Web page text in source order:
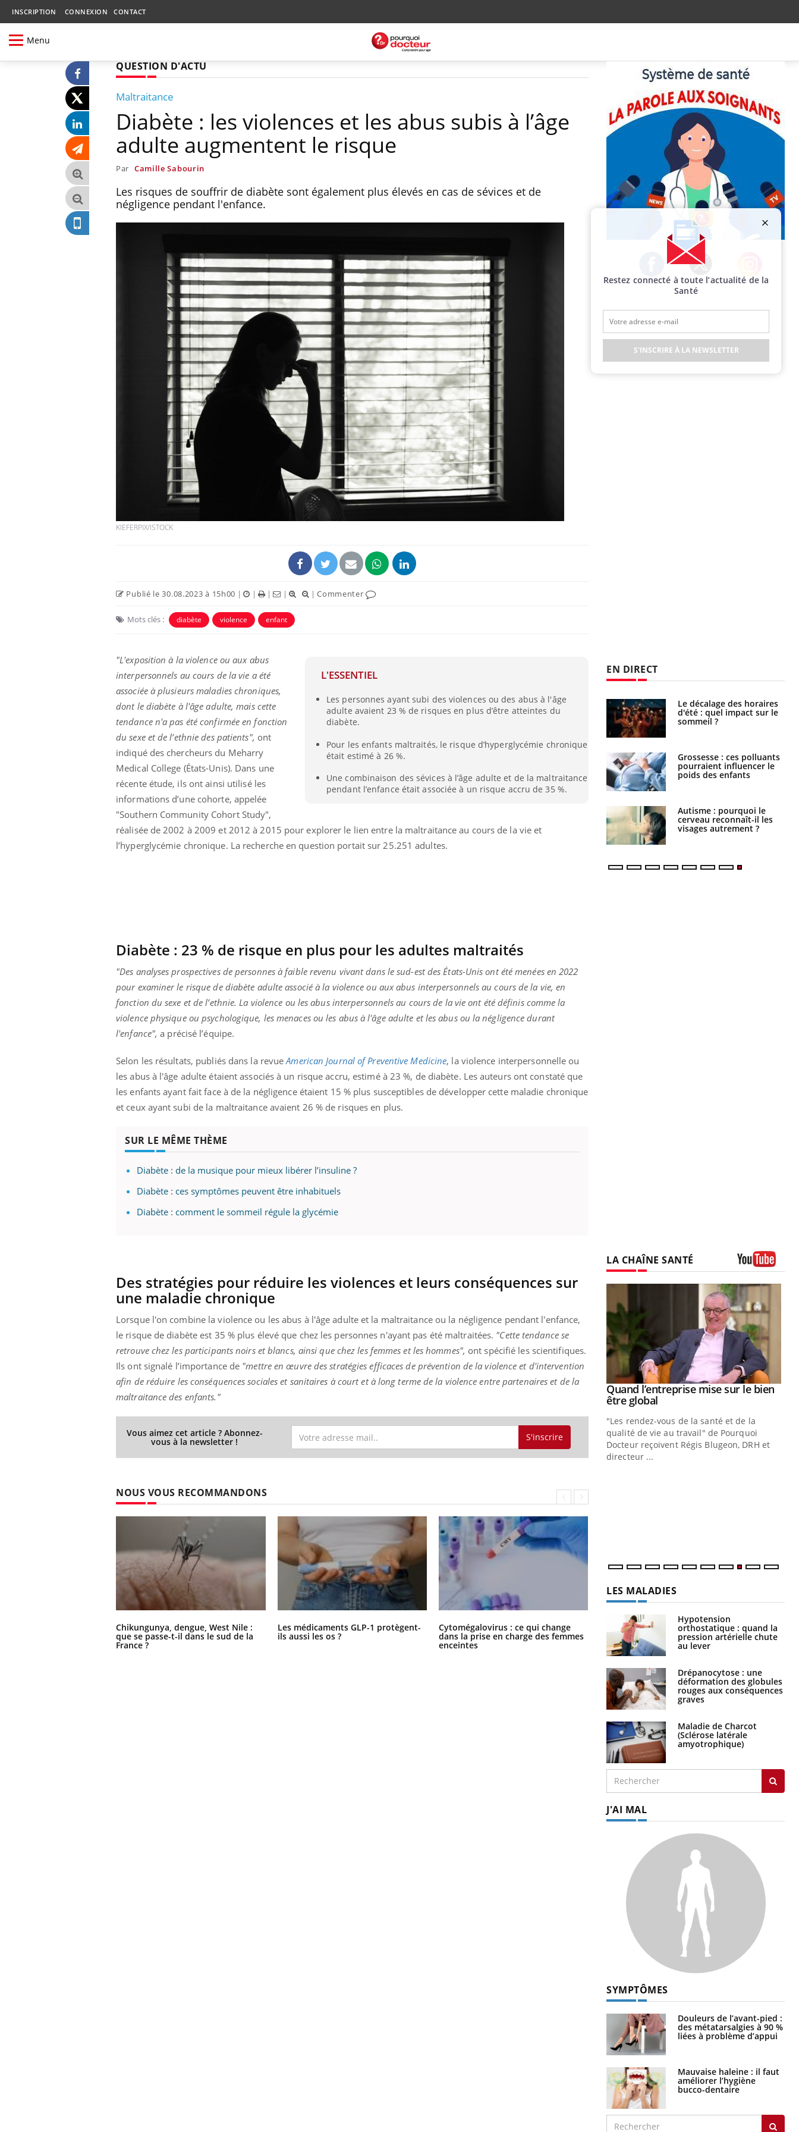
INSCRIPTION CONNEXION CONTACT
Menu
QUESTION D'ACTU
Maltraitance
Diabète : les violences et les abus subis à l’âge
adulte augmentent le risque
Par Camille Sabourin
Les risques de souffrir de diabète sont également plus élevés en cas de sévices et de
négligence pendant l'enfance.
KIEFERPIX/ISTOCK
Publié le 30.08.2023 à 15h00 | | | | |Commenter
Mots clés : diabète violence enfant
L'ESSENTIEL
Les personnes ayant subi des violences ou des abus à l'âge
adulte avaient 23 % de risques en plus d’être atteintes du
diabète.
Pour les enfants maltraités, le risque d’hyperglycémie chronique
était estimé à 26 %.
Une combinaison des sévices à l’âge adulte et de la maltraitance
pendant l’enfance était associée à un risque accru de 35 %.
"L'exposition à la violence ou aux abus
interpersonnels au cours de la vie a été
associée à plusieurs maladies chroniques,
dont le diabète à l'âge adulte, mais cette
tendance n'a pas été confirmée en fonction
du sexe et de l’ethnie des patients", ont
indiqué des chercheurs du Meharry
Medical College (États-Unis). Dans une
récente étude, ils ont ainsi utilisé les
informations d’une cohorte, appelée
"Southern Community Cohort Study",
réalisée de 2002 à 2009 et 2012 à 2015 pour explorer le lien entre la maltraitance au cours de la vie et
l’hyperglycémie chronique. La recherche en question portait sur 25.251 adultes.
Diabète : 23 % de risque en plus pour les adultes maltraités
"Des analyses prospectives de personnes à faible revenu vivant dans le sud-est des États-Unis ont été menées en 2022
pour examiner le risque de diabète adulte associé à la violence ou aux abus interpersonnels au cours de la vie, en
fonction du sexe et de l’ethnie. La violence ou les abus interpersonnels au cours de la vie ont été définis comme la
violence physique ou psychologique, les menaces ou les abus à l'âge adulte et les abus ou la négligence durant
l'enfance", a précisé l’équipe.
Selon les résultats, publiés dans la revueAmerican Journal of Preventive Medicine, la violence interpersonnelle ou
les abus à l'âge adulte étaient associés à un risque accru, estimé à 23 %, de diabète. Les auteurs ont constaté que
les enfants ayant fait face à de la négligence étaient 15 % plus susceptibles de développer cette maladie chronique
et ceux ayant subi de la maltraitance avaient 26 % de risques en plus.
SUR LE MÊME THÈME
Diabète : de la musique pour mieux libérer l’insuline ?
Diabète : ces symptômes peuvent être inhabituels
Diabète : comment le sommeil régule la glycémie
Des stratégies pour réduire les violences et leurs conséquences sur
une maladie chronique
Lorsque l'on combine la violence ou les abus à l'âge adulte et la maltraitance ou la négligence pendant l'enfance,
le risque de diabète est 35 % plus élevé que chez les personnes n'ayant pas été maltraitées. "Cette tendance se
retrouve chez les participants noirs et blancs, ainsi que chez les femmes et les hommes", ont spécifié les scientifiques.
Ils ont signalé l’importance de "mettre en œuvre des stratégies efficaces de prévention de la violence et d'intervention
afin de réduire les conséquences sociales et sanitaires à court et à long terme de la violence entre partenaires et de la
maltraitance des enfants."
Vous aimez cet article ? Abonnez-
vous à la newsletter ! S'inscrire
NOUS VOUS RECOMMANDONS
Chikungunya, dengue, West Nile :
que se passe-t-il dans le sud de la
France ?
Les médicaments GLP-1 protègent-
ils aussi les os ?
Cytomégalovirus : ce qui change
dans la prise en charge des femmes
enceintes
La sieste empêche-t-elle de dormir
la nuit ?
Facebook Twitter Instagram
EN DIRECT
Mordue par un
barracuda, une petite fille
secourue grâce à un
réflexe essentiel
Légionellose en Suisse :
quelle est l’origine de la
contamination ?
Allergies alimentaires :
une nouvelle arme contre
les réactions sévères
Comment gérer le
sommeil des enfants en
vacances ?
Bilan prévention : ce que
bientôt faire
États-Unis ?
Cerveau : le mystère de la
"madeleine de Proust"
recommandations de la
HAS
prévenir
Le décalage des horaires
d'été : quel impact sur le
sommeil ?
Grossesse : ces polluants
pourraient influencer le
poids des enfants
Autisme : pourquoi le
cerveau reconnaît-il les
visages autrement ?
LA CHAÎNE SANTÉ
Diabète & Ramadan 2026Youtube
diabète, c'est une période de questions, de
Un « jumeau numérique » pour
Un établissement lié à un groupe
mutualiste innove en matière de bilan de
santé : l'utilisation d'un « jumeau
COUP DE FOOD sur le diabète Youtube
bouscule les idées reçues ! Dans cet
Youtube
Quand l’entreprise mise sur le bien
être globalYoutube
"Les rendez-vous de la santé et de la
qualité de vie au travail" de Pourquoi
Docteur reçoivent Régis Blugeon, DRH et
directeur ...
LES MALADIES
Hypotension
orthostatique : quand la
pression artérielle chute
au lever
Drépanocytose : une
déformation des globules
rouges aux conséquences
graves
Maladie de Charcot
(Sclérose latérale
amyotrophique)
J'AI MAL
SYMPTÔMES
Douleurs de l’avant-pied :
des métatarsalgies à 90 %
liées à problème d’appui
Mauvaise haleine : il faut
améliorer l’hygiène
bucco-dentaire
Restez connecté à toute l’actualité de la
Santé
S'INSCRIRE À LA NEWSLETTER